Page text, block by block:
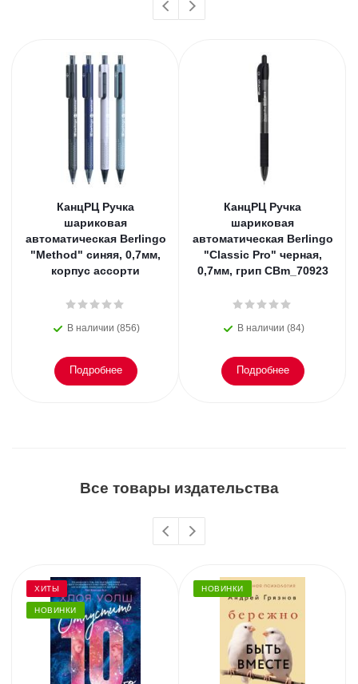
КанцРЦ Ручка
шариковая
автоматическая Berlingo
"Method" синяя, 0,7мм,
корпус ассорти
В наличии (856)
Подробнее
КанцРЦ Ручка
шариковая
автоматическая Berlingo
"Classic Pro" черная,
0,7мм, грип CBm_70923
В наличии (84)
Подробнее
Все товары издательства
ХИТЫ
НОВИНКИ
НОВИНКИ